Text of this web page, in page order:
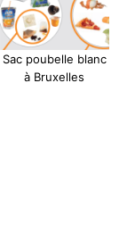
Sac poubelle blanc
à Bruxelles